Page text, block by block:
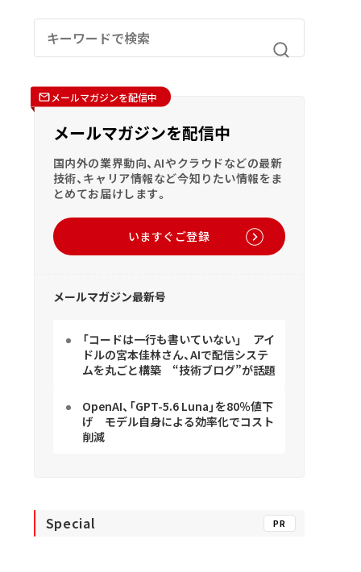
メールマガジンを配信中
メールマガジンを配信中
国内外の業界動向、AIやクラウドなどの最新
技術、キャリア情報など今知りたい情報をま
とめてお届けします。
いますぐご登録
メールマガジン最新号
「コードは一行も書いていない」 アイ
ドルの宮本佳林さん、AIで配信システ
ムを丸ごと構築 “技術ブログ”が話題
OpenAI、「GPT-5.6 Luna」を80％値下
げ モデル自身による効率化でコスト
削減
Special PR